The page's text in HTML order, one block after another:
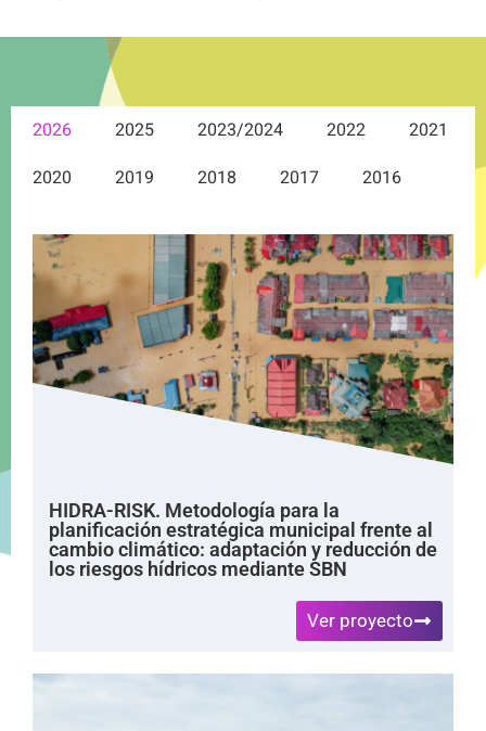
2026 2025 2023/2024 2022
2021
2020
2019 2018 2017 2016
HIDRA-RISK. Metodología para la
planificación estratégica municipal frente al
cambio climático: adaptación y reducción de
los riesgos hídricos mediante SBN
Ver proyecto